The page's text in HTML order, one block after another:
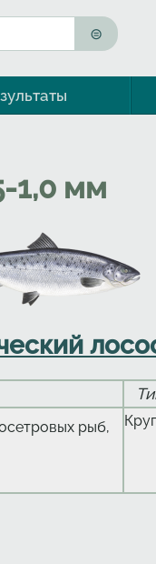
1,0 мм
рыб,